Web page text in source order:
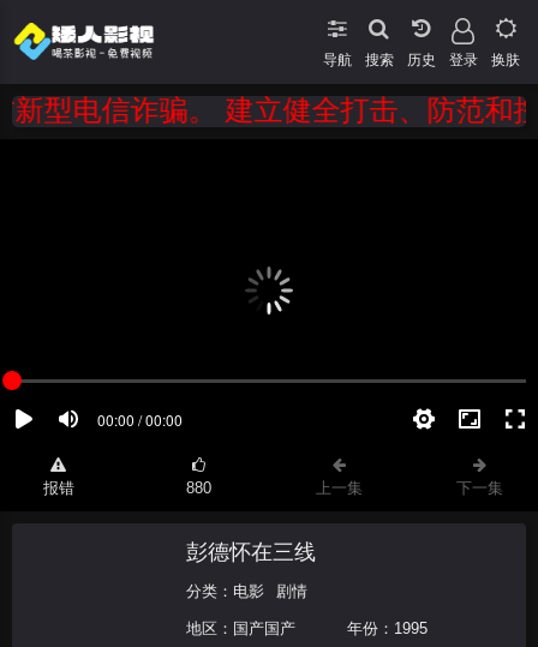
导航 搜索 登录 换肤
电信诈骗。 建立健全打击、防范
报错 880 上一集 下一集
彭德怀在三线
分类： 电影 剧情
地区： 国产国产 年份： 1995